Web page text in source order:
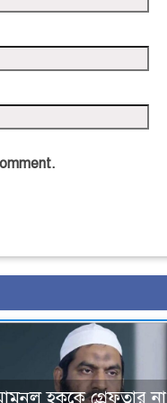
হককে গ্রেফতার না